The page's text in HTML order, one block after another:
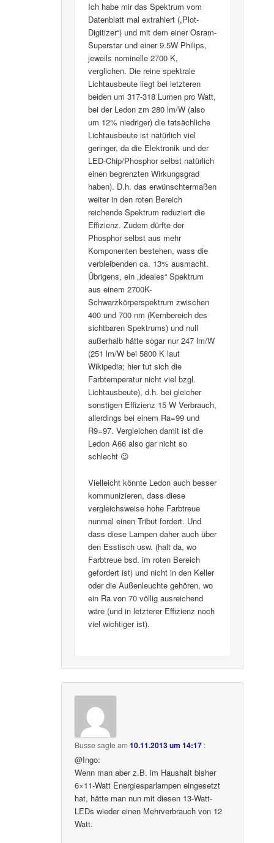
Ich habe mir das Spektrum vom
Datenblatt mal extrahiert („Plot-
Digitizer“) und mit dem einer Osram-
Superstar und einer 9.5W Philips,
jeweils nominelle 2700 K,
verglichen. Die reine spektrale
Lichtausbeute liegt bei letzteren
beiden um 317-318 Lumen pro Watt,
bei der Ledon zm 280 lm/W (also
um 12% niedriger) die tatsächliche
Lichtausbeute ist natürlich viel
geringer, da die Elektronik und der
LED-Chip/Phosphor selbst natürlich
einen begrenzten Wirkungsgrad
haben). D.h. das erwünschtermaßen
weiter in den roten Bereich
reichende Spektrum reduziert die
Effizienz. Zudem dürfte der
Phosphor selbst aus mehr
Komponenten bestehen, wass die
verbleibenden ca. 13% ausmacht.
Übrigens, ein „ideales“ Spektrum
aus einem 2700K-
Schwarzkörperspektrum zwischen
400 und 700 nm (Kernbereich des
sichtbaren Spektrums) und null
außerhalb hätte sogar nur 247 lm/W
(251 lm/W bei 5800 K laut
Wikipedia; hier tut sich die
Farbtemperatur nicht viel bzgl.
Lichtausbeute), d.h. bei gleicher
sonstigen Effizienz 15 W Verbrauch,
allerdings bei einem Ra=99 und
R9=97. Vergleichen damit ist die
Ledon A66 also gar nicht so
schlecht 😉
Vielleicht könnte Ledon auch besser
kommunizieren, dass diese
vergleichsweise hohe Farbtreue
nunmal einen Tribut fordert. Und
dass diese Lampen daher auch über
den Esstisch usw. (halt da, wo
Farbtreue bsd. im roten Bereich
gefordert ist) und nicht in den Keller
oder die Außenleuchte gehören, wo
ein Ra von 70 völlig ausreichend
wäre (und in letzterer Effizienz noch
viel wichtiger ist).
Busse sagte am10.11.2013 um 14:17 :
@Ingo:
Wenn man aber z.B. im Haushalt bisher
6×11-Watt Energiesparlampen eingesetzt
hat, hätte man nun mit diesen 13-Watt-
LEDs wieder einen Mehrverbrauch von 12
Watt.